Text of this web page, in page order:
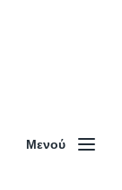
Μενού